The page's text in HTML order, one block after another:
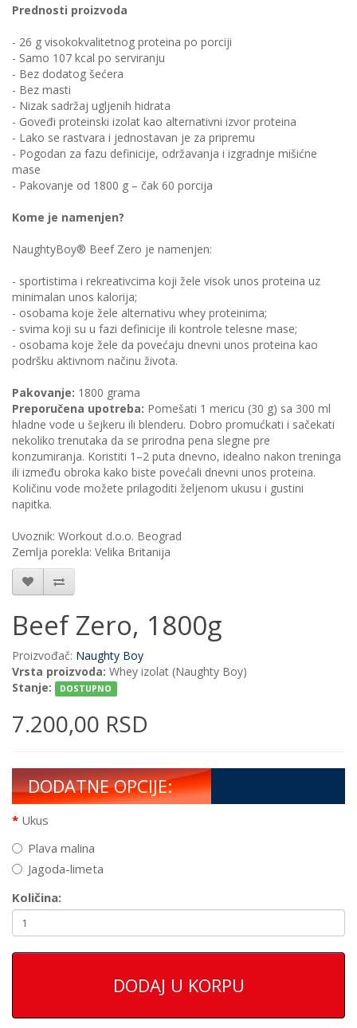
Prednosti proizvoda
- 26 g visokokvalitetnog proteina po porciji
- Samo 107 kcal po serviranju
- Bez dodatog šećera
- Bez masti
- Nizak sadržaj ugljenih hidrata
- Goveđi proteinski izolat kao alternativni izvor proteina
- Lako se rastvara i jednostavan je za pripremu
- Pogodan za fazu definicije, održavanja i izgradnje mišićne
mase
- Pakovanje od 1800 g – čak 60 porcija
Kome je namenjen?
NaughtyBoy® Beef Zero je namenjen:
- sportistima i rekreativcima koji žele visok unos proteina uz
minimalan unos kalorija;
- osobama koje žele alternativu whey proteinima;
- svima koji su u fazi definicije ili kontrole telesne mase;
- osobama koje žele da povećaju dnevni unos proteina kao
podršku aktivnom načinu života.
Pakovanje: 1800 grama
Preporučena upotreba: Pomešati 1 mericu (30 g) sa 300 ml
hladne vode u šejkeru ili blenderu. Dobro promućkati i sačekati
nekoliko trenutaka da se prirodna pena slegne pre
konzumiranja. Koristiti 1–2 puta dnevno, idealno nakon treninga
ili između obroka kako biste povećali dnevni unos proteina.
Količinu vode možete prilagoditi željenom ukusu i gustini
napitka.
Uvoznik: Workout d.o.o. Beograd
Zemlja porekla: Velika Britanija
Beef Zero, 1800g
Proizvođač: Naughty Boy
Vrsta proizvoda: Whey izolat (Naughty Boy)
Stanje:
DOSTUPNO
7.200,00 RSD
DODATNE OPCIJE:
Ukus
Plava malina
Jagoda-limeta
Količina:
DODAJ U KORPU